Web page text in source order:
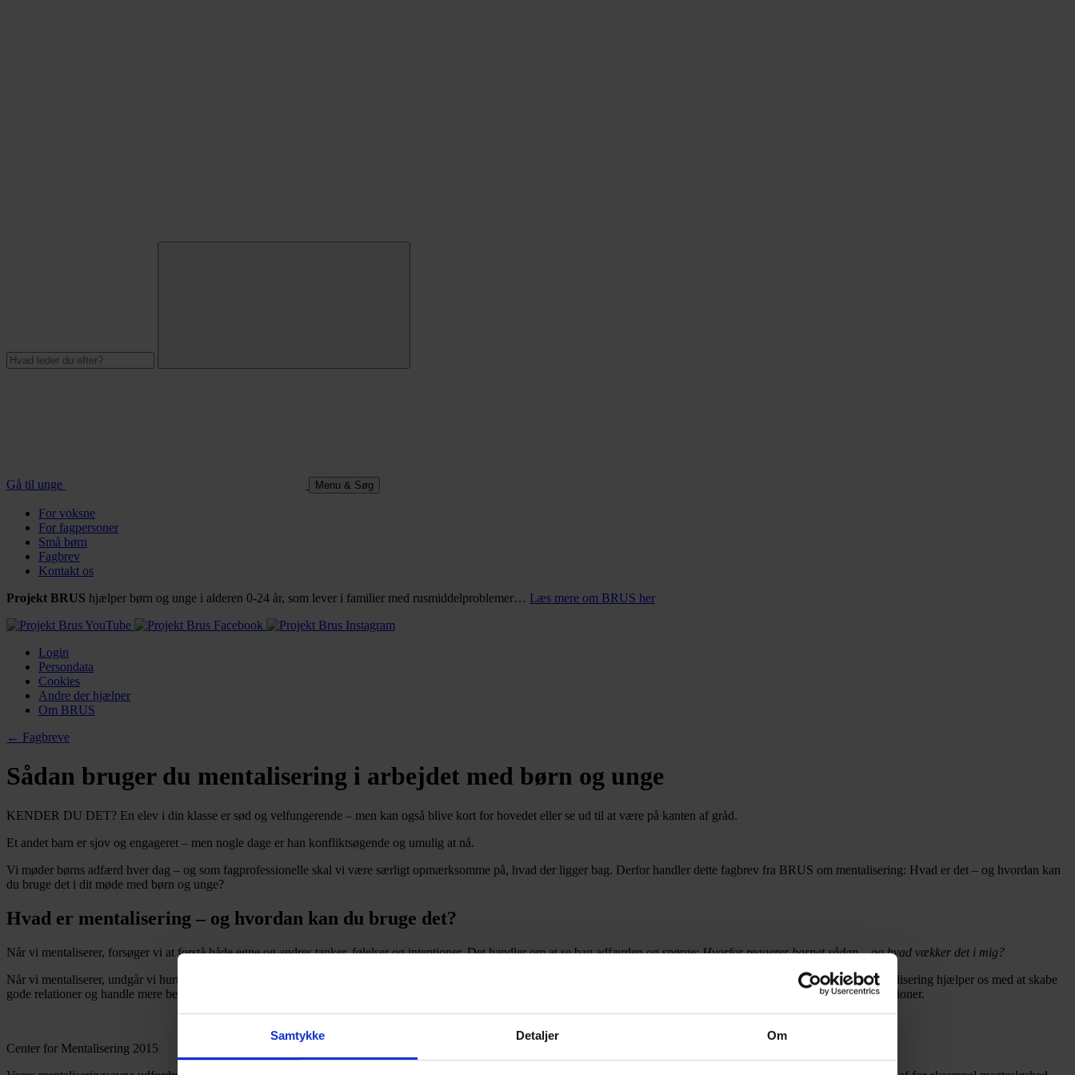
Samtykke Detaljer Om
Gå til unge Menu & Søg
For voksne
For fagpersoner
Små børn
Fagbrev
Kontakt os
Projekt BRUS hjælper børn og unge i alderen 0-24 år, som lever i familier med rusmiddelproblemer… Læs mere om BRUS her
Login
Persondata
Cookies
Andre der hjælper
Om BRUS
← Fagbreve
Sådan bruger du mentalisering i arbejdet med børn og unge
KENDER DU DET? En elev i din klasse er sød og velfungerende – men kan også blive kort for hovedet eller se ud til at være på kanten af gråd.
Et andet barn er sjov og engageret – men nogle dage er han konfliktsøgende og umulig at nå.
Vi møder børns adfærd hver dag – og som fagprofessionelle skal vi være særligt opmærksomme på, hvad der ligger bag. Derfor handler dette fagbrev fra BRUS om mentalisering: Hvad er det – og hvordan kan
du bruge det i dit møde med børn og unge?
Hvad er mentalisering – og hvordan kan du bruge det?
Når vi mentaliserer, forsøger vi at forstå både egne og andres tanker, følelser og intentioner. Det handler om at se bag adfærden og spørge:Hvorfor reagerer barnet sådan – og hvad vækker det i mig?
Når vi mentaliserer, undgår vi hurtige konklusioner som ”
Hvad mon der foregår i barnets liv?”Mentalisering hjælper os med at skabe
gode relationer og handle mere bevidst og hjælpsomt – både i forhold til børnene og os selv. Det kræver, at vi er nysgerrige, åbne og opmærksomme på både børns og egne reaktioner.
Center for Mentalisering 2015